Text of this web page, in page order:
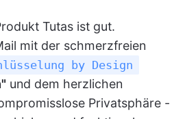
Tutas ist gut.
mit der schmerzfreien
by Design
und dem herzlichen
Privatsphäre -